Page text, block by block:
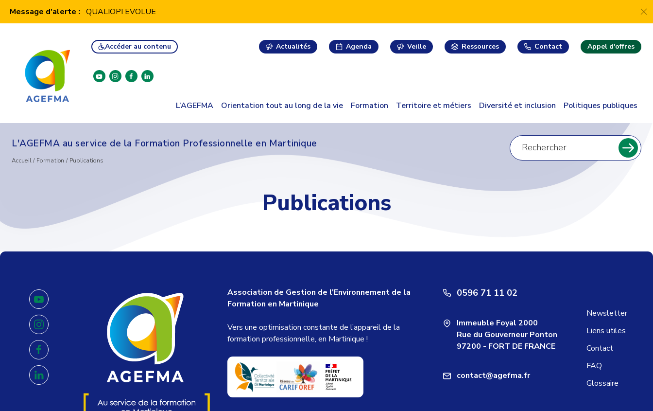
Message d'alerte : QUALIOPI EVOLUE
Accéder au contenu Actualités Agenda Veille Ressources Contact Appel d'offres
youtubeinstagram
facebooklinkedin
L’AGEFMA Orientation tout au long de la vie Formation Territoire et métiers Diversité et inclusion Politiques publiques
L'AGEFMA au service de la Formation Professionnelle en Martinique
Accueil/ Formation / Publications
Recherche
pour
Publications
youtube
instagram
facebook
linkedin
Association de Gestion de l'Environnement de la
Formation en Martinique
Vers une optimisation constante de l’appareil de la
formation professionnelle, en Martinique !
0596 71 11 02
Immeuble Foyal 2000
Rue du Gouverneur Ponton
97200 - FORT DE FRANCE
contact@agefma.fr
Newsletter
Liens utiles
Contact
FAQ
Glossaire